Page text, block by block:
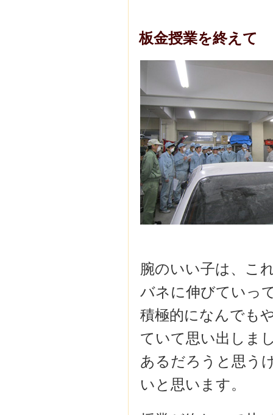
板金授業を終えて
腕のいい子は、こ
バネに伸びていっ
積極的になんでも
ていて思い出しま
あるだろうと思う
いと思います。